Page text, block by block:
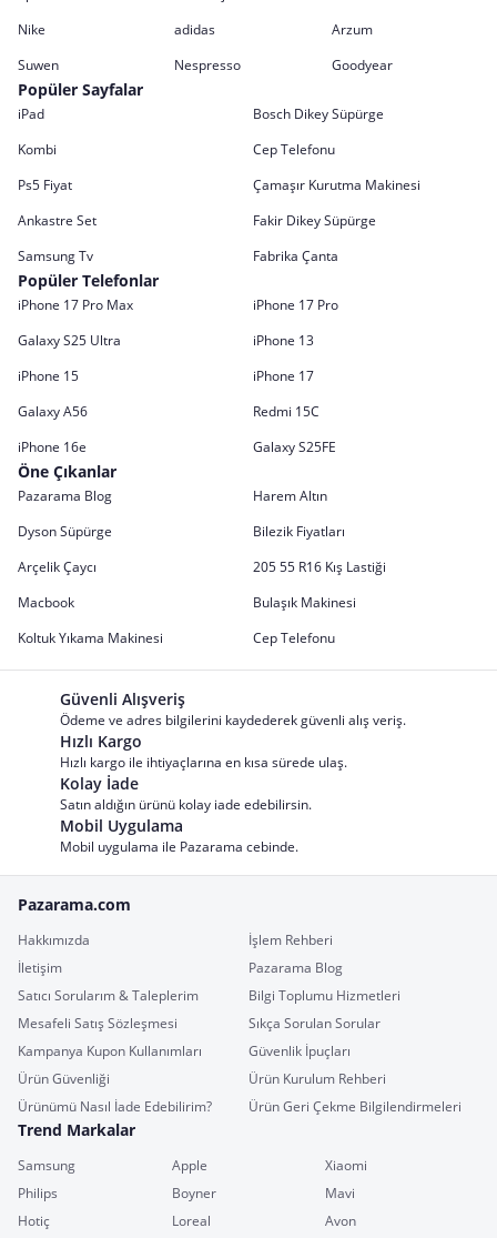
Nike
adidas
Arzum
Suwen
Nespresso Goodyear
Popüler Sayfalar
iPad
Bosch Dikey Süpürge
Kombi
Cep Telefonu
Ps5 Fiyat
Çamaşır Kurutma Makinesi
Ankastre Set
Fakir Dikey Süpürge
Samsung Tv
Fabrika Çanta
Popüler Telefonlar
iPhone 17 Pro Max
iPhone 17 Pro
Galaxy S25 Ultra
iPhone 13
iPhone 15
iPhone 17
Galaxy A56
Redmi 15C
iPhone 16e
Galaxy S25FE
Öne Çıkanlar
Pazarama Blog
Harem Altın
Dyson Süpürge
Bilezik Fiyatları
Arçelik Çaycı
205 55 R16 Kış Lastiği
Macbook
Bulaşık Makinesi
Koltuk Yıkama Makinesi
Cep Telefonu
Güvenli Alışveriş
Ödeme ve adres bilgilerini kaydederek güvenli alış veriş.
Hızlı Kargo
Hızlı kargo ile ihtiyaçlarına en kısa sürede ulaş.
Kolay İade
Satın aldığın ürünü kolay iade edebilirsin.
Mobil Uygulama
Mobil uygulama ile Pazarama cebinde.
Pazarama.com
Hakkımızda
İşlem Rehberi
İletişim
Pazarama Blog
Satıcı Sorularım & Taleplerim
Bilgi Toplumu Hizmetleri
Mesafeli Satış Sözleşmesi
Sıkça Sorulan Sorular
Kampanya Kupon Kullanımları
Güvenlik İpuçları
Ürün Güvenliği
Ürün Kurulum Rehberi
Ürünümü Nasıl İade Edebilirim?
Ürün Geri Çekme Bilgilendirmeleri
Trend Markalar
Samsung Apple
Xiaomi
Philips
Boyner
Mavi
Hotiç
Loreal
Avon